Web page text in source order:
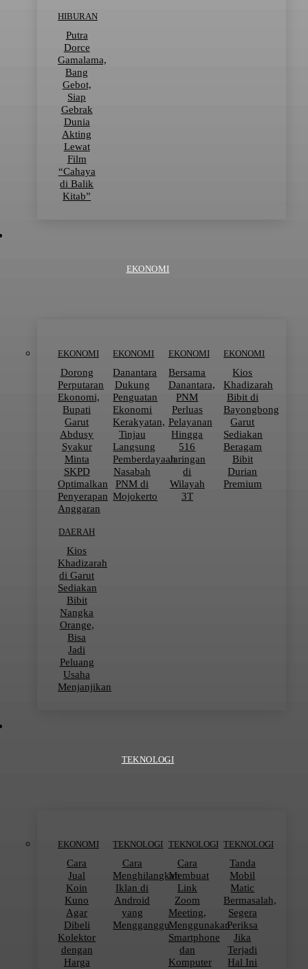
HIBURAN
Putra
Dorce
Gamalama,
Bang
Gebot,
Siap
Gebrak
Dunia
Akting
Lewat
Film
“Cahaya
di Balik
Kitab”
EKONOMI
EKONOMI
Dorong
Perputaran
Ekonomi,
Bupati
Garut
Abdusy
Syakur
Minta
SKPD
Optimalkan
Penyerapan
Anggaran
EKONOMI
Danantara
Dukung
Penguatan
Ekonomi
Kerakyatan,
Tinjau
Langsung
Pemberdayaan
Nasabah
PNM di
Mojokerto
EKONOMI
Bersama
Danantara,
PNM
Perluas
Pelayanan
Hingga
516
Jaringan
di
Wilayah
3T
EKONOMI
Kios
Khadizarah
Bibit di
Bayongbong
Garut
Sediakan
Beragam
Bibit
Durian
Premium
DAERAH
Kios
Khadizarah
di Garut
Sediakan
Bibit
Nangka
Orange,
Bisa
Jadi
Peluang
Usaha
Menjanjikan
TEKNOLOGI
EKONOMI
Cara
Jual
Koin
Kuno
Agar
Dibeli
Kolektor
dengan
Harga
TEKNOLOGI
Cara
Menghilangkan
Iklan di
Android
yang
Mengganggu
TEKNOLOGI
Cara
Membuat
Link
Zoom
Meeting,
Menggunakan
Smartphone
dan
Komputer
TEKNOLOGI
Tanda
Mobil
Matic
Bermasalah,
Segera
Periksa
Jika
Terjadi
Hal Ini